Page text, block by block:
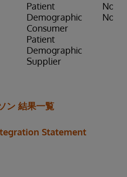
Patient
Demographic
Consumer
Patient
Demographic
Supplier
None
None
ン 結果一覧
Statement